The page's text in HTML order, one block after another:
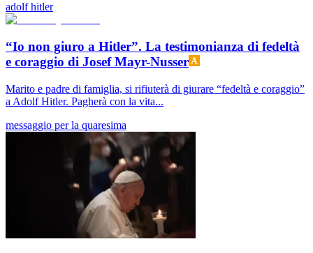
adolf hitler
“Io non giuro a Hitler”. La testimonianza di fedeltà
e coraggio di Josef Mayr-Nusser
Marito e padre di famiglia, si rifiuterà di giurare “fedeltà e coraggio”
a Adolf Hitler. Pagherà con la vita...
messaggio per la quaresima